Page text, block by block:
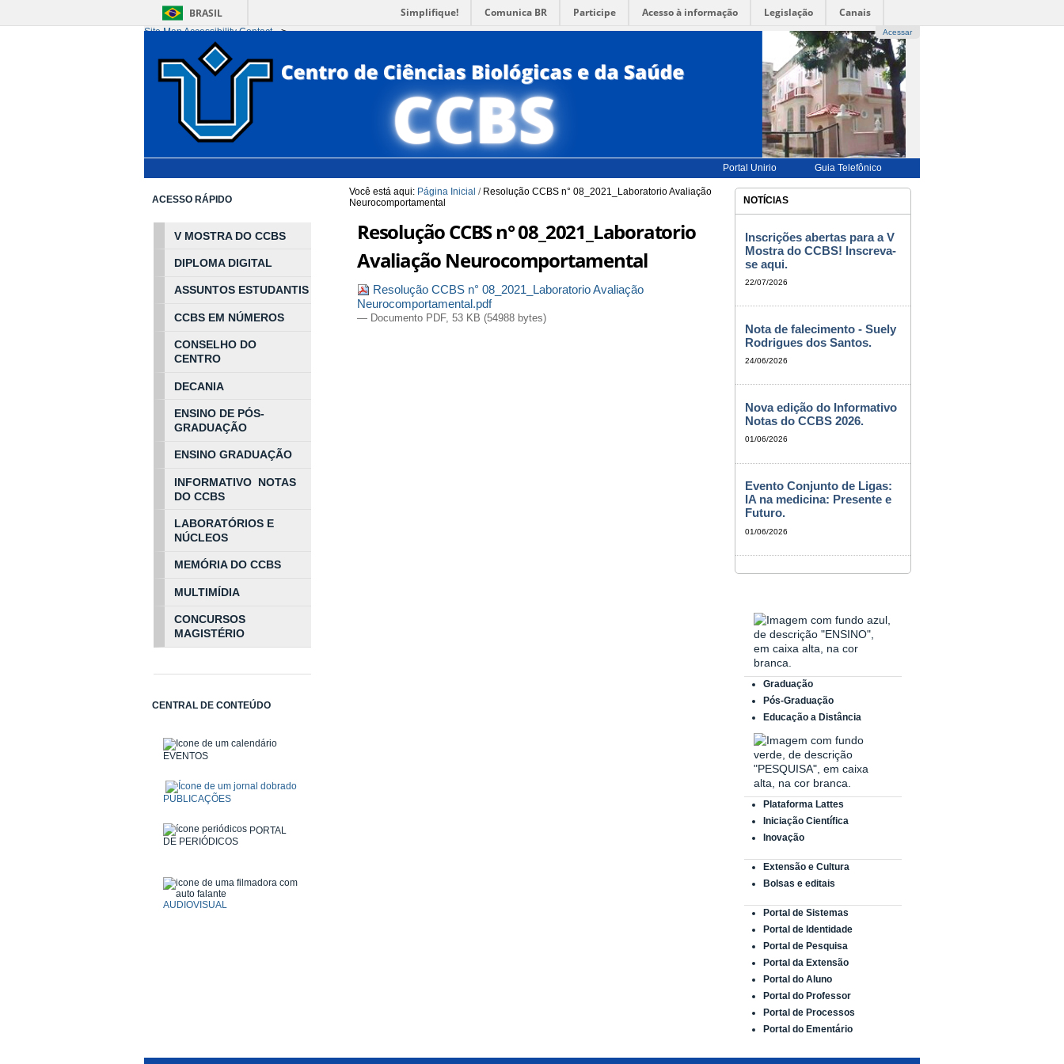
BRASIL Simplifique! Comunica BR Participe Acesso à informação Legislação Canais
Acessar
Ir para o conteúdo
ESPAÑOL |--> FRANÇAIS-->
ALTO CONTRASTE | MAPA DO SITE
Site MapAccessibility Contact-->
Portal Unirio Guia Telefônico
Você está aqui: Página Inicial / Resolução CCBS n° 08_2021_Laboratorio Avaliação
Neurocomportamental
Resolução CCBS n° 08_2021_Laboratorio
Avaliação Neurocomportamental
Resolução CCBS n° 08_2021_Laboratorio Avaliação
Neurocomportamental.pdf
— Documento PDF, 53 KB (54988 bytes)
ACESSO RÁPIDO
V MOSTRA DO CCBS
DIPLOMA DIGITAL
ASSUNTOS ESTUDANTIS
CCBS EM NÚMEROS
CONSELHO DO
CENTRO
DECANIA
ENSINO DE PÓS-
GRADUAÇÃO
ENSINO GRADUAÇÃO
INFORMATIVO NOTAS
DO CCBS
LABORATÓRIOS E
NÚCLEOS
MEMÓRIA DO CCBS
MULTIMÍDIA
CONCURSOS
MAGISTÉRIO
CENTRAL DE CONTEÚDO
EVENTOS
PUBLICAÇÕES
PORTAL
DE PERIÓDICOS
AUDIOVISUAL
NOTÍCIAS
Inscrições abertas para a V
Mostra do CCBS! Inscreva-
se aqui.
22/07/2026
Nota de falecimento - Suely
Rodrigues dos Santos.
24/06/2026
Nova edição do Informativo
Notas do CCBS 2026.
01/06/2026
Evento Conjunto de Ligas:
IA na medicina: Presente e
Futuro.
01/06/2026
Graduação
Pós-Graduação
Educação a Distância
Plataforma Lattes
Iniciação Científica
Inovação
Extensão e Cultura
Bolsas e editais
Portal de Sistemas
Portal de Identidade
Portal de Pesquisa
Portal da Extensão
Portal do Aluno
Portal do Professor
Portal de Processos
Portal do Ementário